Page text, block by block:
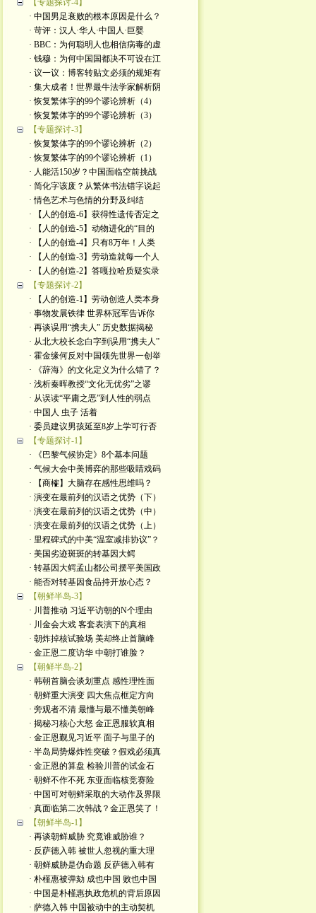
【专题探讨-4】
· 中国男足衰败的根本原因是什么？
· 苛评：汉人·华人·中国人·巨婴
· BBC：为何聪明人也相信病毒的虚
· 钱穆：为何中国国都决不可设在江
· 议一议：博客转贴文必须的规矩有
· 集大成者！世界最牛法学家解析阴
· 恢复繁体字的99个谬论辨析（4）
· 恢复繁体字的99个谬论辨析（3）
【专题探讨-3】
· 恢复繁体字的99个谬论辨析（2）
· 恢复繁体字的99个谬论辨析（1）
· 人能活150岁？中国面临空前挑战
· 简化字该废？从繁体书法错字说起
· 情色艺术与色情的分野及纠结
· 【人的创造-6】获得性遗传否定之
· 【人的创造-5】动物进化的“目的
· 【人的创造-4】只有8万年！人类
· 【人的创造-3】劳动造就每一个人
· 【人的创造-2】答嘎拉哈质疑实录
【专题探讨-2】
· 【人的创造-1】劳动创造人类本身
· 事物发展铁律 世界杯冠军告诉你
· 再谈误用“携夫人” 历史数据揭秘
· 从北大校长念白字到误用“携夫人”
· 霍金缘何反对中国领先世界一创举
· 《辞海》的文化定义为什么错了？
· 浅析秦晖教授“文化无优劣”之谬
· 从误读“平庸之恶”到人性的弱点
· 中国人 虫子 活着
· 委员建议男孩延至8岁上学可行否
【专题探讨-1】
· 《巴黎气候协定》8个基本问题
· 气候大会中美博弈的那些吸睛戏码
· 【商榷】大脑存在感性思维吗？
· 演变在最前列的汉语之优势（下）
· 演变在最前列的汉语之优势（中）
· 演变在最前列的汉语之优势（上）
· 里程碑式的中美“温室减排协议”？
· 美国劣迹斑斑的转基因大鳄
· 转基因大鳄孟山都公司摆平美国政
· 能否对转基因食品持开放心态？
【朝鲜半岛-3】
· 川普推动 习近平访朝的N个理由
· 川金会大戏 客套表演下的真相
· 朝炸掉核试验场 美却终止首脑峰
· 金正恩二度访华 中朝打谁脸？
【朝鲜半岛-2】
· 韩朝首脑会谈划重点 感性理性面
· 朝鲜重大演变 四大焦点框定方向
· 旁观者不清 最懂与最不懂美朝峰
· 揭秘习核心大怒 金正恩服软真相
· 金正恩觐见习近平 面子与里子的
· 半岛局势爆炸性突破？假戏必须真
· 金正恩的算盘 检验川普的试金石
· 朝鲜不作不死 东亚面临核竞赛险
· 中国可对朝鲜采取的大动作及界限
· 真面临第二次韩战？金正恩笑了！
【朝鲜半岛-1】
· 再谈朝鲜威胁 究竟谁威胁谁？
· 反萨德入韩 被世人忽视的重大理
· 朝鲜威胁是伪命题 反萨德入韩有
· 朴槿惠被弹劾 成也中国 败也中国
· 中国是朴槿惠执政危机的背后原因
· 萨德入韩 中国被动中的主动契机